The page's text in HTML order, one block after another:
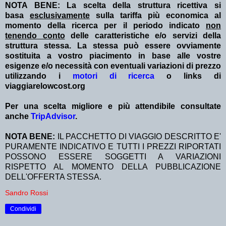
NOTA BENE: La scelta della struttura ricettiva si
basa esclusivamente sulla tariffa più economica al
momento della ricerca per il periodo indicato non
tenendo contodelle caratteristiche e/o servizi della
struttura stessa. La stessa può essere ovviamente
sostituita a vostro piacimento in base alle vostre
esigenze e/o necessità con eventuali variazioni di prezzo
utilizzando i motori di ricerca o links di
viaggiarelowcost.org
Per una scelta migliore e più attendibile consultate
anche TripAdvisor.
NOTA BENE:
IL PACCHETTO DI VIAGGIO DESCRITTO E'
PURAMENTE INDICATIVO E TUTTI I PREZZI RIPORTATI
POSSONO ESSERE SOGGETTI A VARIAZIONI
RISPETTO AL MOMENTO DELLA PUBBLICAZIONE
DELL'OFFERTA STESSA.
Sandro Rossi
Condividi